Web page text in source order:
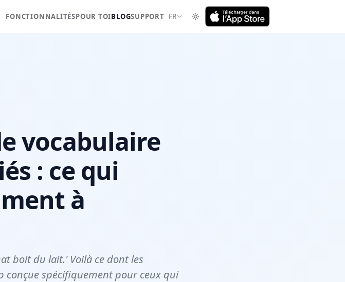
FONCTIONNALITÉSPOUR TOIBLOGSUPPORT FR
vocabulaire
: ce qui
à
boit du lait.' Voilà ce dont les
spécifiquement pour ceux qui